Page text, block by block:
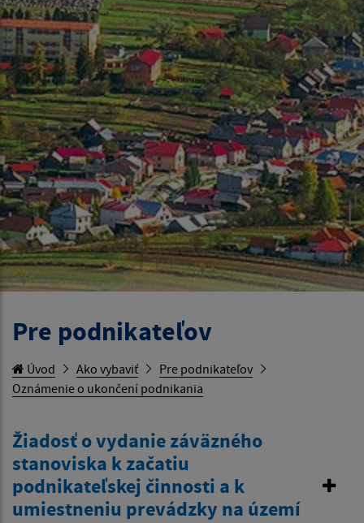
Pre podnikateľov
Úvod Ako vybaviť
Pre podnikateľov
Oznámenie o ukončení podnikania
Žiadosť o vydanie záväzného
stanoviska k začatiu
podnikateľskej činnosti a k
umiestneniu prevádzky na území